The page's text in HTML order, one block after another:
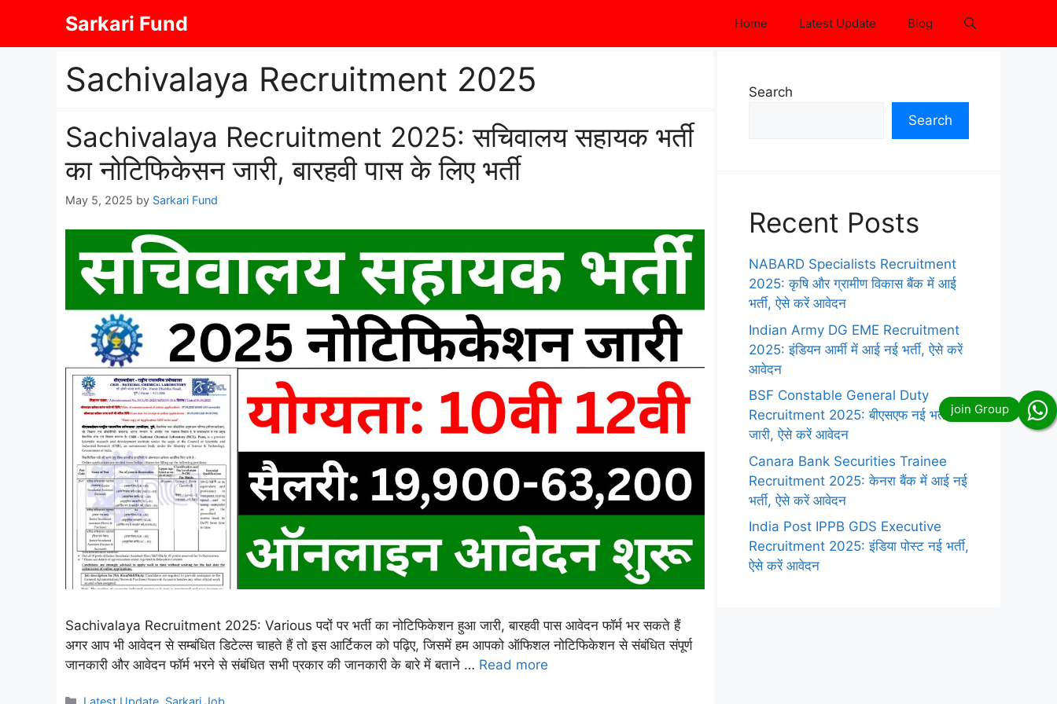
content
Sarkari Fund Home Latest Update Blog
Sachivalaya Recruitment 2025
Sachivalaya Recruitment 2025: सचिवालय सहायक भर्ती
का नोटिफिकेसन जारी, बारहवी पास के लिए भर्ती
May 5, 2025 by Sarkari Fund
Sachivalaya Recruitment 2025: Various पदों पर भर्ती का नोटिफिकेशन हुआ जारी, बारहवी पास आवेदन फॉर्म भर सकते हैं
अगर आप भी आवेदन से सम्बंधित डिटेल्स चाहते हैं तो इस आर्टिकल को पढ़िए, जिसमें हम आपको ऑफिशल नोटिफिकेशन से संबंधित संपूर्ण
जानकारी और आवेदन फॉर्म भरने से संबंधित सभी प्रकार की जानकारी के बारे में बताने … Read more
Categories
Latest Update Sarkari Job
Search
Search
Recent Posts
NABARD Specialists Recruitment
2025: कृषि और ग्रामीण विकास बैंक में आई
भर्ती, ऐसे करें आवेदन
Indian Army DG EME Recruitment
2025: इंडियन आर्मी में आई नई भर्ती, ऐसे करें
आवेदन
BSF Constable General Duty
Recruitment 2025: बीएसएफ नई भर्ती
जारी, ऐसे करें आवेदन
Canara Bank Securities Trainee
Recruitment 2025: केनरा बैंक में आई नई
भर्ती, ऐसे करें आवेदन
India Post IPPB GDS Executive
Recruitment 2025: इंडिया पोस्ट नई भर्ती,
ऐसे करें आवेदन